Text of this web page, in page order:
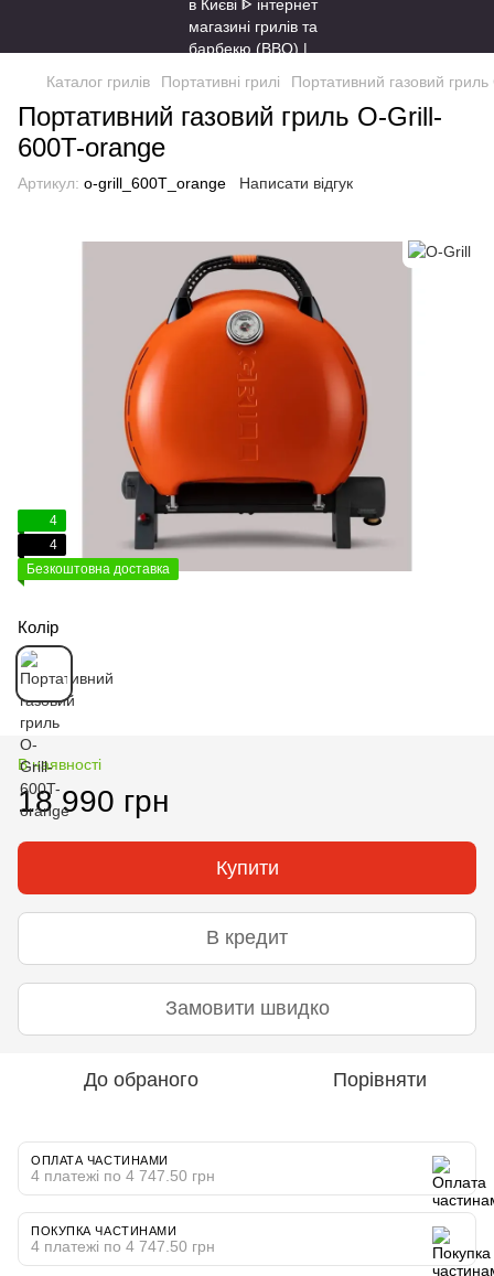
Каталог грилів Портативні грилі Портативний газовий
Портативний газовий гриль O-Grill-
600T-orange
Артикул: o-grill_600T_orange Написати відгук
4
4
Безкоштовна доставка
Колір
В наявності
18 990 грн
Купити
В кредит
Замовити швидко
До обраного Порівняти
ОПЛАТА ЧАСТИНАМИ
4 платежі по 4 747.50 грн
ПОКУПКА ЧАСТИНАМИ
4 платежі по 4 747.50 грн